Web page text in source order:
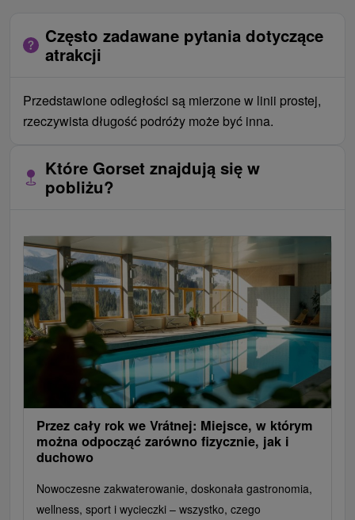
Często zadawane pytania dotyczące
atrakcji
Przedstawione odległości są mierzone w linii prostej,
rzeczywista długość podróży może być inna.
Które Gorset znajdują się w
pobliżu?
Przez cały rok we Vrátnej: Miejsce, w którym
można odpocząć zarówno fizycznie, jak i
duchowo
Nowoczesne zakwaterowanie, doskonała gastronomia,
wellness, sport i wycieczki – wszystko, czego